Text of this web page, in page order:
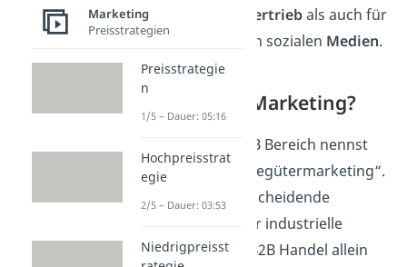
Marketing
Vertriebals auch für
die Präsenz in den sozialen Medien.
Was ist B2B Marketing?
im B2B Bereich nennst
du auch „Industriegütermarketing“.
Dabei ist das entscheidende
dass für industrielle
Großkunden im B2B Handel allein
Marketing
Preisstrategien
Preisstrategie
n
1/5 – Dauer: 05:16
Hochpreisstrat
egie
2/5 – Dauer: 03:53
Niedrigpreisst